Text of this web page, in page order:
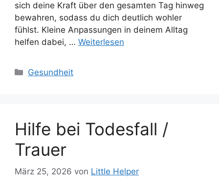
sich deine Kraft über den gesamten Tag hinweg
bewahren, sodass du dich deutlich wohler
fühlst. Kleine Anpassungen in deinem Alltag
helfen dabei, … Weiterlesen
Kategorien
Gesundheit
Hilfe bei Todesfall /
Trauer
März 25, 2026 von Little Helper